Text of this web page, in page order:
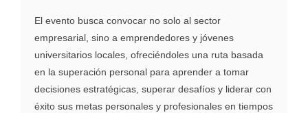
El evento busca convocar no solo al sector
empresarial, sino a emprendedores y jóvenes
universitarios locales, ofreciéndoles una ruta basada
en la superación personal para aprender a tomar
decisiones estratégicas, superar desafíos y liderar con
éxito sus metas personales y profesionales en tiempos